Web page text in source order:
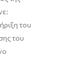
του
του